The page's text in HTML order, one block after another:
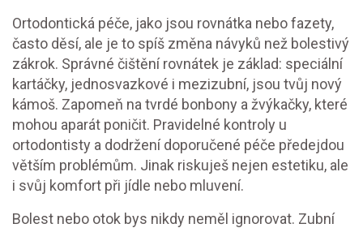
Ortodontická péče, jako jsou rovnátka nebo fazety,
často děsí, ale je to spíš změna návyků než bolestivý
zákrok. Správné čištění rovnátek je základ: speciální
kartáčky, jednosvazkové i mezizubní, jsou tvůj nový
kámoš. Zapomeň na tvrdé bonbony a žvýkačky, které
mohou aparát poničit. Pravidelné kontroly u
ortodontisty a dodržení doporučené péče předejdou
větším problémům. Jinak riskuješ nejen estetiku, ale
i svůj komfort při jídle nebo mluvení.
Bolest nebo otok bys nikdy neměl ignorovat. Zubní